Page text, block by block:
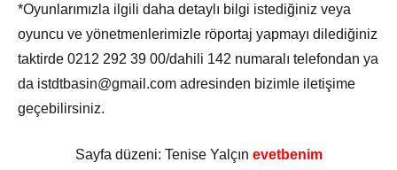
*Oyunlarımızla ilgili daha detaylı bilgi istediğiniz veya
oyuncu ve yönetmenlerimizle röportaj yapmayı dilediğiniz
taktirde 0212 292 39 00/dahili 142 numaralı telefondan ya
da istdtbasin@gmail.com adresinden bizimle iletişime
geçebilirsiniz.
Sayfa düzeni: Tenise Yalçın evetbenim